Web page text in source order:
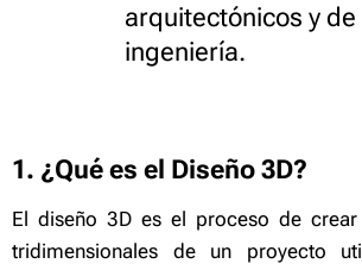
arquitectónicos y de
ingeniería.
1. ¿Qué es el Diseño 3D?
El diseño 3D es el proceso de crear
tridimensionales de un proyecto